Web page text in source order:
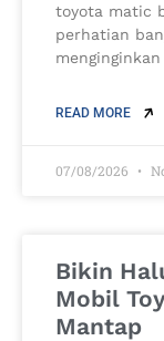
toyota matic
perhatian
READ MORE
07/08/2026
Bikin
Mobil
Mantap